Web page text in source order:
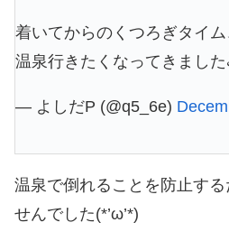
着いてからのくつろぎタイム
温泉行きたくなってきまし
— よしだP (@q5_6e)
温泉で倒れることを防止す
せんでした(*’ω’*)